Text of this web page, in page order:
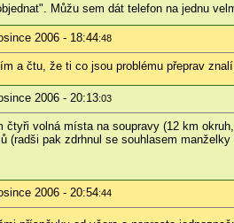
Můžu sem dát telefon na jednu
2006 - 18:44:48
a čtu, že ti co jsou problému přeprav
2006 - 20:13:03
čtyři volná místa na soupravy (12 km
(radši pak zdrhnul se souhlasem
2006 - 20:54:44